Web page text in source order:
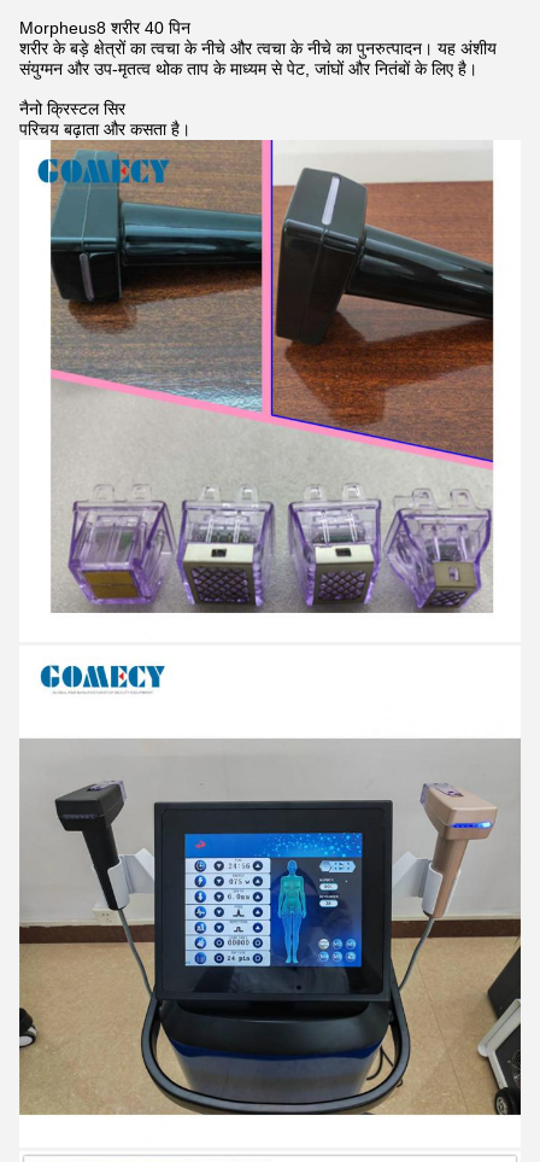
Morpheus8 शरीर 40 पिन
शरीर के बड़े क्षेत्रों का त्वचा के नीचे और त्वचा के नीचे का पुनरुत्पादन। यह अंशीय
संयुग्मन और उप-मृतत्व थोक ताप के माध्यम से पेट, जांघों और नितंबों के लिए है।
नैनो क्रिस्टल सिर
परिचय बढ़ाता और कसता है।